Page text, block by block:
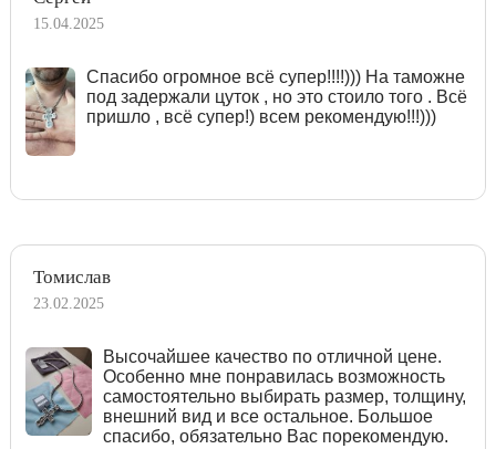
15.04.2025
Спасибо огромное всё супер!!!!))) На таможне
под задержали цуток , но это стоило того . Всё
пришло , всё супер!) всем рекомендую!!!)))
Томислав
23.02.2025
Высочайшее качество по отличной цене.
Особенно мне понравилась возможность
самостоятельно выбирать размер, толщину,
внешний вид и все остальное. Большое
спасибо, обязательно Вас порекомендую.